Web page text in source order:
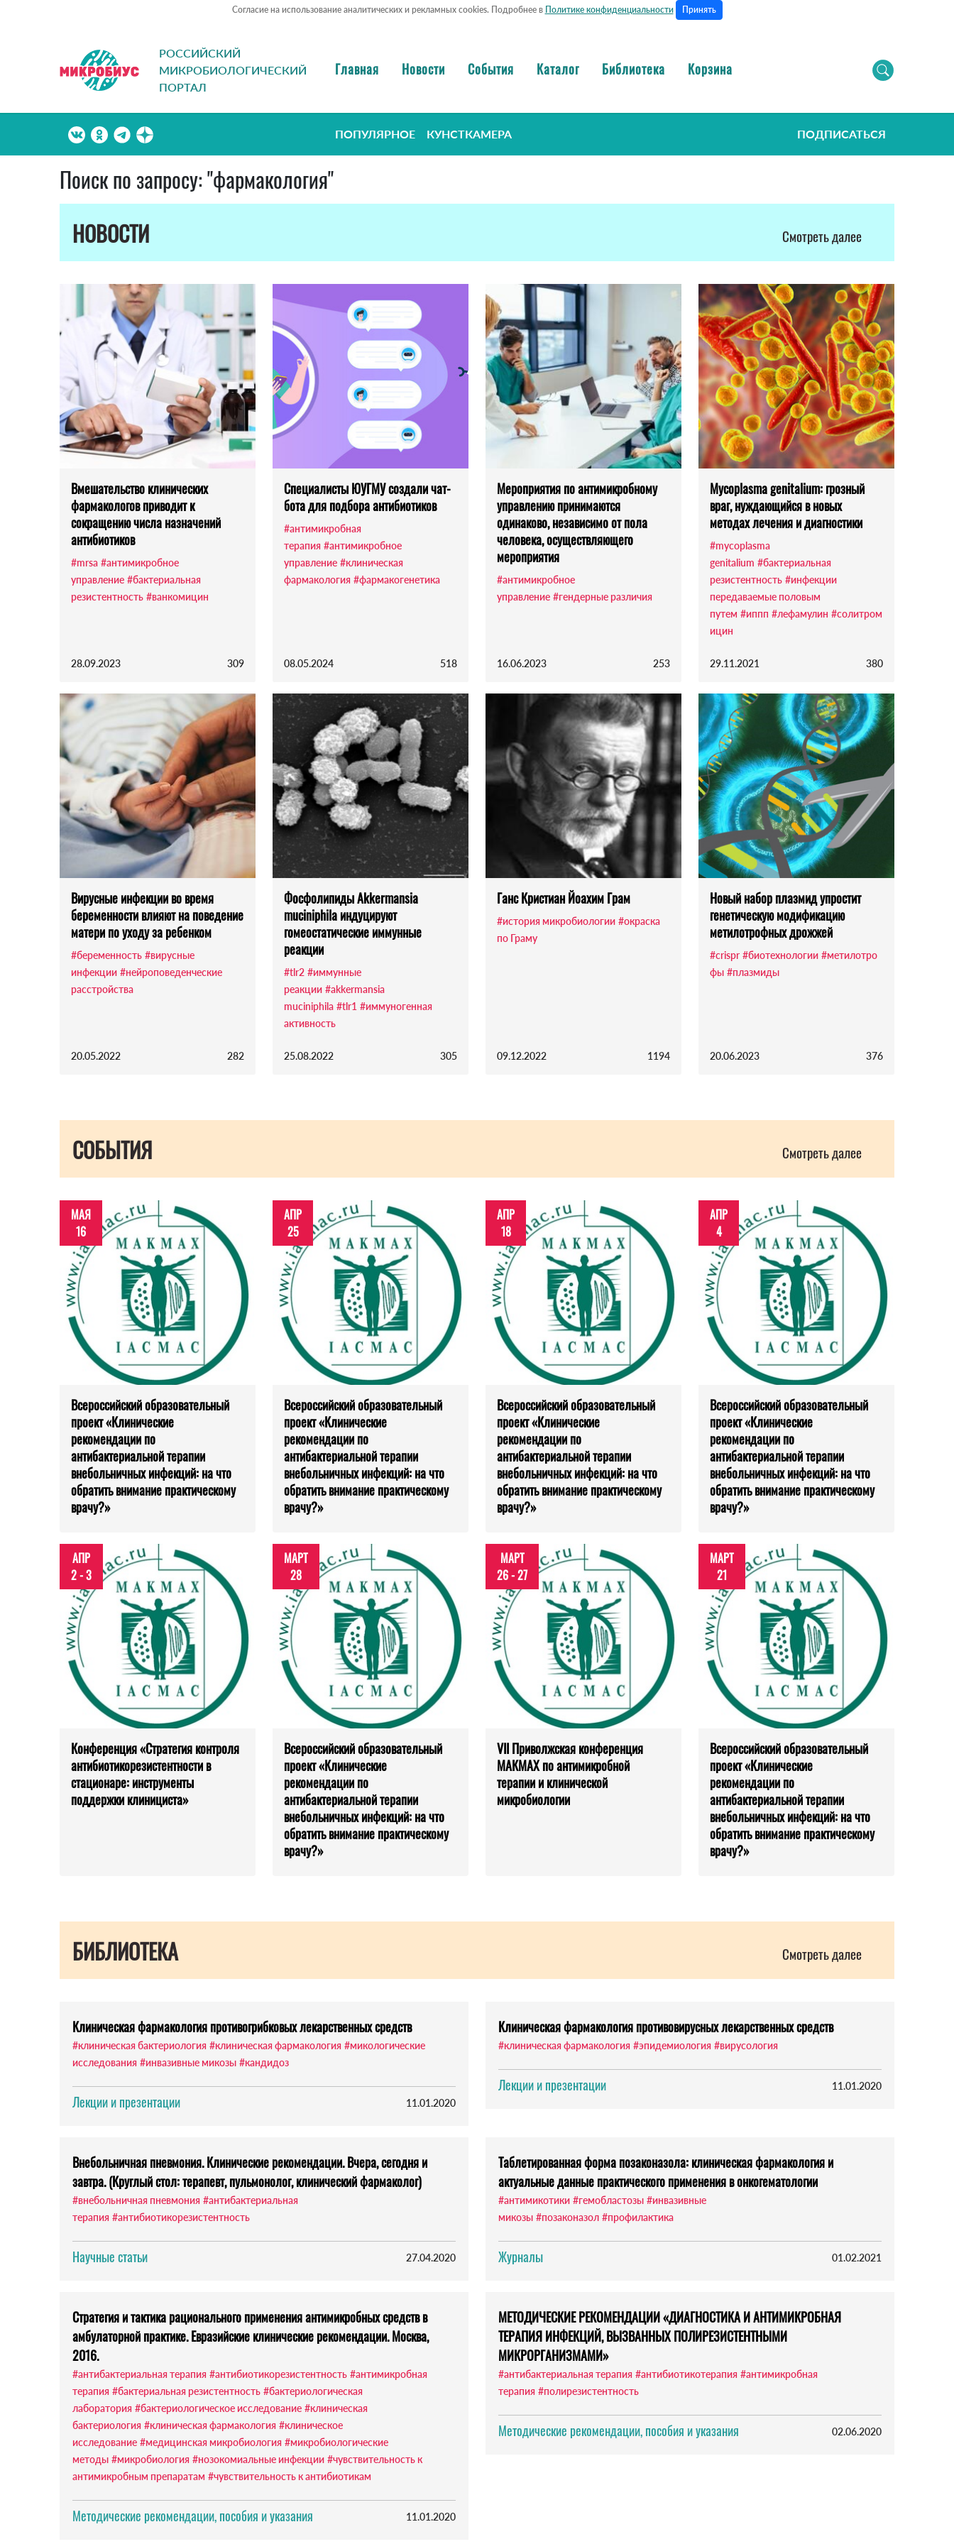
Согласие на использование аналитических и рекламных cookies. Подробнее в Политике конфиденциальности Принять
РОССИЙСКИЙ
МИКРОБИОЛОГИЧЕСКИЙ
ПОРТАЛ
Главная Новости События Каталог Библиотека Корзина
ПОПУЛЯРНОЕ КУНСТКАМЕРА ПОДПИСАТЬСЯ
Поиск по запросу: "фармакология"
НОВОСТИ
Смотреть далее
Вмешательство клинических
фармакологов приводит к
сокращению числа назначений
антибиотиков
#mrsa #антимикробное
управление #бактериальная
резистентность #ванкомицин
28.09.2023 309
Специалисты ЮУГМУ создали чат-
бота для подбора антибиотиков
#антимикробная
терапия #антимикробное
управление #клиническая
фармакология #фармакогенетика
08.05.2024 518
Мероприятия по антимикробному
управлению принимаются
одинаково, независимо от пола
человека, осуществляющего
мероприятия
#антимикробное
управление #гендерные различия
16.06.2023 253
Mycoplasma genitalium: грозный
враг, нуждающийся в новых
методах лечения и диагностики
#mycoplasma
genitalium #бактериальная
резистентность #инфекции
передаваемые половым
путем #иппп #лефамулин #солитром
ицин
29.11.2021 380
Вирусные инфекции во время
беременности влияют на поведение
матери по уходу за ребенком
#беременность #вирусные
инфекции #нейроповеденческие
расстройства
20.05.2022 282
Фосфолипиды Akkermansia
muciniphila индуцируют
гомеостатические иммунные
реакции
#tlr2 #иммунные
реакции #akkermansia
muciniphila #tlr1 #иммуногенная
активность
25.08.2022 305
Ганс Кристиан Йоахим Грам
#история микробиологии #окраска
по Граму
09.12.2022 1194
Новый набор плазмид упростит
генетическую модификацию
метилотрофных дрожжей
#crispr #биотехнологии #метилотро
фы #плазмиды
20.06.2023 376
СОБЫТИЯ Смотреть далее
МАЯ
16
Всероссийский образовательный
проект «Клинические
рекомендации по
антибактериальной терапии
внебольничных инфекций: на что
обратить внимание практическому
врачу?»
АПР
25
Всероссийский образовательный
проект «Клинические
рекомендации по
антибактериальной терапии
внебольничных инфекций: на что
обратить внимание практическому
врачу?»
АПР
18
Всероссийский образовательный
проект «Клинические
рекомендации по
антибактериальной терапии
внебольничных инфекций: на что
обратить внимание практическому
врачу?»
АПР
4
Всероссийский образовательный
проект «Клинические
рекомендации по
антибактериальной терапии
внебольничных инфекций: на что
обратить внимание практическому
врачу?»
АПР
2 - 3
Конференция «Стратегия контроля
антибиотикорезистентности в
стационаре: инструменты
поддержки клинициста»
МАРТ
28
Всероссийский образовательный
проект «Клинические
рекомендации по
антибактериальной терапии
внебольничных инфекций: на что
обратить внимание практическому
врачу?»
МАРТ
26 - 27
VII Приволжская конференция
МАКМАХ по антимикробной
терапии и клинической
микробиологии
МАРТ
21
Всероссийский образовательный
проект «Клинические
рекомендации по
антибактериальной терапии
внебольничных инфекций: на что
обратить внимание практическому
врачу?»
БИБЛИОТЕКА Смотреть далее
Клиническая фармакология противогрибковых лекарственных средств
#клиническая бактериология #клиническая фармакология #микологические
исследования #инвазивные микозы #кандидоз
Лекции и презентации 11.01.2020
Клиническая фармакология противовирусных лекарственных средств
#клиническая фармакология #эпидемиология #вирусология
Лекции и презентации 11.01.2020
Внебольничная пневмония. Клинические рекомендации. Вчера, сегодня и
завтра. (Круглый стол: терапевт, пульмонолог, клинический фармаколог)
#внебольничная пневмония #антибактериальная
терапия #антибиотикорезистентность
Научные статьи 27.04.2020
Таблетированная форма позаконазола: клиническая фармакология и
актуальные данные практического применения в онкогематологии
#антимикотики #гемобластозы #инвазивные
микозы #позаконазол #профилактика
Журналы 01.02.2021
Стратегия и тактика рационального применения антимикробных средств в
амбулаторной практике. Евразийские клинические рекомендации. Москва,
2016.
#антибактериальная терапия #антибиотикорезистентность #антимикробная
терапия #бактериальная резистентность #бактериологическая
лаборатория #бактериологическое исследование #клиническая
бактериология #клиническая фармакология #клиническое
исследование #медицинская микробиология #микробиологические
методы #микробиология #нозокомиальные инфекции #чувствительность к
антимикробным препаратам #чувствительность к антибиотикам
Методические рекомендации, пособия и указания 11.01.2020
МЕТОДИЧЕСКИЕ РЕКОМЕНДАЦИИ «ДИАГНОСТИКА И АНТИМИКРОБНАЯ
ТЕРАПИЯ ИНФЕКЦИЙ, ВЫЗВАННЫХ ПОЛИРЕЗИСТЕНТНЫМИ
МИКРОРГАНИЗМАМИ»
#антибактериальная терапия #антибиотикотерапия #антимикробная
терапия #полирезистентность
Методические рекомендации, пособия и указания 02.06.2020